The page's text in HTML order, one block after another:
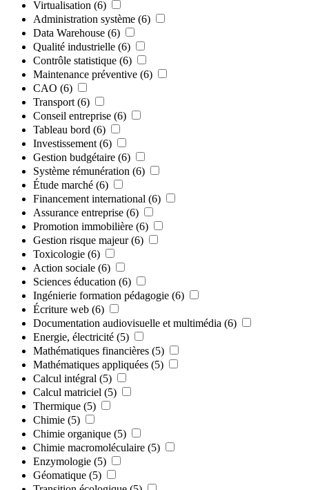
Virtualisation (6)
Administration système (6)
Data Warehouse (6)
Qualité industrielle (6)
Contrôle statistique (6)
Maintenance préventive (6)
CAO (6)
Transport (6)
Conseil entreprise (6)
Tableau bord (6)
Investissement (6)
Gestion budgétaire (6)
Système rémunération (6)
Étude marché (6)
Financement international (6)
Assurance entreprise (6)
Promotion immobilière (6)
Gestion risque majeur (6)
Toxicologie (6)
Action sociale (6)
Sciences éducation (6)
Ingénierie formation pédagogie (6)
Écriture web (6)
Documentation audiovisuelle et multimédia (6)
Energie, électricité (5)
Mathématiques financières (5)
Mathématiques appliquées (5)
Calcul intégral (5)
Calcul matriciel (5)
Thermique (5)
Chimie (5)
Chimie organique (5)
Chimie macromoléculaire (5)
Enzymologie (5)
Géomatique (5)